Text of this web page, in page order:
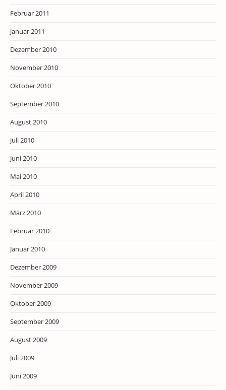
Februar 2011
Januar 2011
Dezember 2010
November 2010
Oktober 2010
September 2010
August 2010
Juli 2010
Juni 2010
Mai 2010
April 2010
März 2010
Februar 2010
Januar 2010
Dezember 2009
November 2009
Oktober 2009
September 2009
August 2009
Juli 2009
Juni 2009